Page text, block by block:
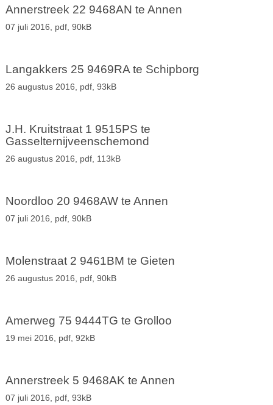
Annerstreek 22 9468AN te Annen
07 juli 2016, pdf, 90kB
Langakkers 25 9469RA te Schipborg
26 augustus 2016, pdf, 93kB
J.H. Kruitstraat 1 9515PS te
Gasselternijveenschemond
26 augustus 2016, pdf, 113kB
Noordloo 20 9468AW te Annen
07 juli 2016, pdf, 90kB
Molenstraat 2 9461BM te Gieten
26 augustus 2016, pdf, 90kB
Amerweg 75 9444TG te Grolloo
19 mei 2016, pdf, 92kB
Annerstreek 5 9468AK te Annen
07 juli 2016, pdf, 93kB